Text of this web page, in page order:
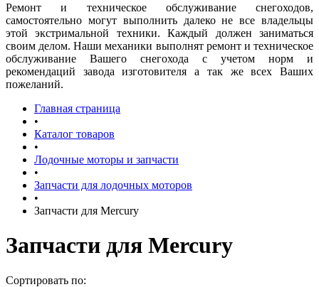
Ремонт и техническое обслуживание снегоходов,
самостоятельно могут выполнить далеко не все владельцы
этой экстримальной техники. Каждый должен заниматься
своим делом. Наши механики выполнят ремонт и техническое
обслуживание Вашего снегохода с учетом норм и
рекомендаций завода изготовителя а так же всех Ваших
пожеланий.
Главная страница
•
Каталог товаров
•
Лодочные моторы и запчасти
•
Запчасти для лодочных моторов
•
Запчасти для Mercury
Запчасти для Mercury
Сортировать по: